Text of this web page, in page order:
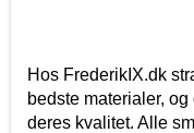
Hos FrederikIX.dk
bedste materialer,
deres kvalitet. Alle